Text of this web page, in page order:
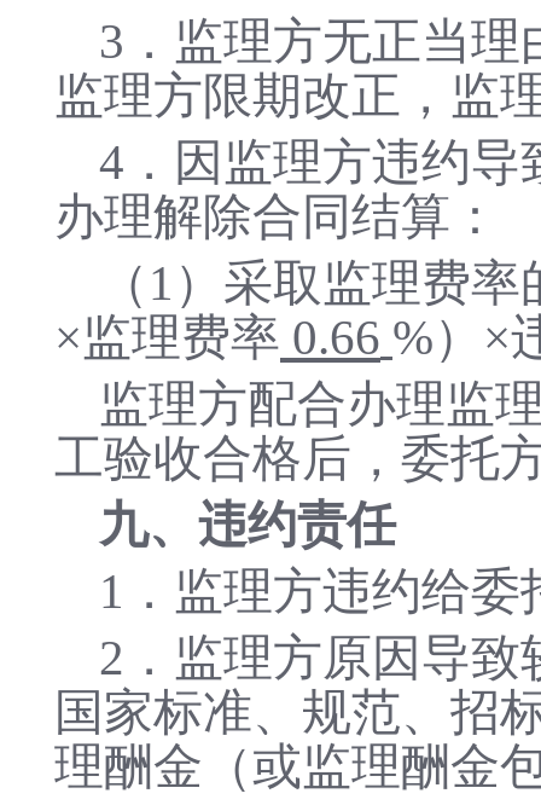
3 ． 监理方无正当
监理方限期改正，监
4 ． 因监理方违约
办理解除合同结算：
（ 1）采取监理费
×监理费率 0.66 %） ×
监理方配合办理监
工验收合格后，委托
九、违约责任
1 ． 监理方违约给
2 ． 监理方原因导
国家标准、规范、招
理酬金（或监理酬金